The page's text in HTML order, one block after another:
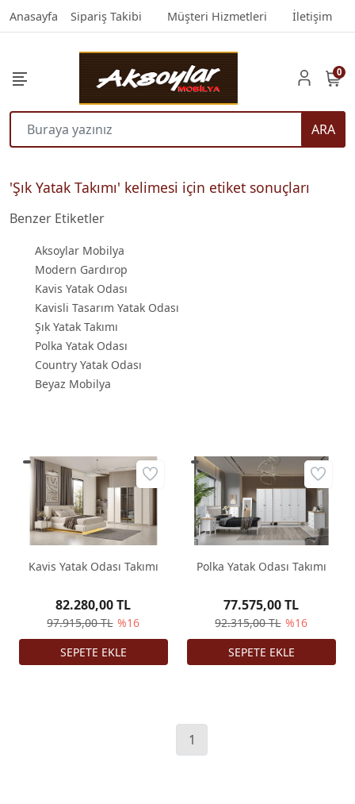
Anasayfa Sipariş Takibi Müşteri Hizmetleri İletişim
ARA
0
'Şık Yatak Takımı' kelimesi için etiket sonuçları
Benzer Etiketler
Aksoylar Mobilya
Modern Gardırop
Kavis Yatak Odası
Kavisli Tasarım Yatak Odası
Şık Yatak Takımı
Polka Yatak Odası
Country Yatak Odası
Beyaz Mobilya
Kavis Yatak Odası Takımı
97.915,00 TL %16
82.280,00 TL
Polka Yatak Odası Takımı
92.315,00 TL %16
77.575,00 TL
1